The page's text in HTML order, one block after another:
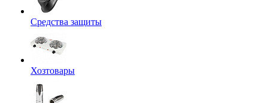
Средства защиты
Хозтовары